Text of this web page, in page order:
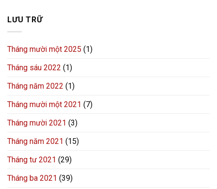
LƯU TRỮ
Tháng mười một 2025 (1)
Tháng sáu 2022 (1)
Tháng năm 2022 (1)
Tháng mười một 2021 (7)
Tháng mười 2021 (3)
Tháng năm 2021 (15)
Tháng tư 2021 (29)
Tháng ba 2021 (39)